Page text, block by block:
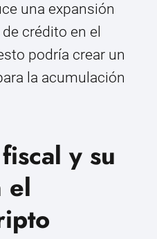
una expansión
crédito en el
podría crear un
la acumulación
y su
el